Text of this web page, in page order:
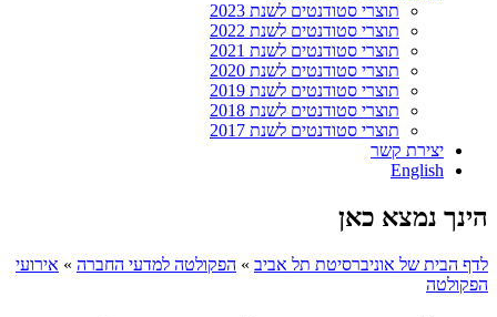
תוצרי סטודנטים לשנת 2023
תוצרי סטודנטים לשנת 2022
תוצרי סטודנטים לשנת 2021
תוצרי סטודנטים לשנת 2020
תוצרי סטודנטים לשנת 2019
תוצרי סטודנטים לשנת 2018
תוצרי סטודנטים לשנת 2017
יצירת קשר
English
הינך נמצא כאן
לדף הבית של אוניברסיטת תל אביב » הפקולטה למדעי החברה » אירועי
הפקולטה